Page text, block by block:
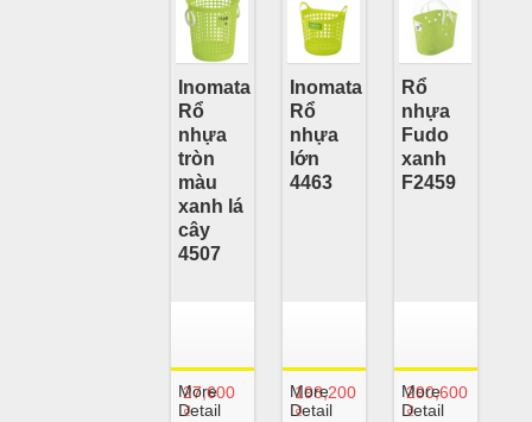
Inomata
Rổ
nhựa
tròn
màu
xanh lá
cây
4507
27,600
₫
More
Detail
Inomata
Rổ
nhựa
lớn
4463
198,200
₫
More
Detail
Rổ
nhựa
Fudo
xanh
F2459
290,600
₫
More
Detail